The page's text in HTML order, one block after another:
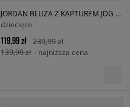
JORDAN BLUZA Z KAPTUREM JDG BROOKLYN ESS PO GIRL
dziecięce
119,99 zł
239,99 zł
139,99 zł - najniższa cena